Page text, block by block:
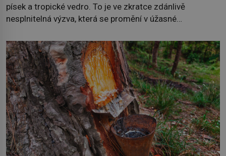
písek a tropické vedro. To je ve zkratce zdánlivě
nesplnitelná výzva, která se promění v úžasné
na podzim 1958 jako hec. Rádio Luxembourg přichází s
neobvyklou výzvou. Tomu, kdo dokáže dopravit ze
severního polárního kruhu na […]